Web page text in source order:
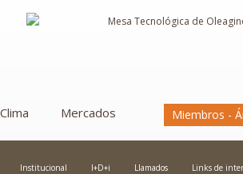
Clima Mercados Miembros -
Institucional I+D+i Llamados Links de